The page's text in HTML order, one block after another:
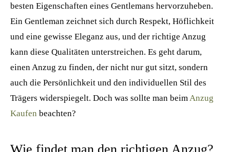
besten Eigenschaften eines Gentlemans hervorzuheben.
Ein Gentleman zeichnet sich durch Respekt, Höflichkeit
und eine gewisse Eleganz aus, und der richtige Anzug
kann diese Qualitäten unterstreichen. Es geht darum,
einen Anzug zu finden, der nicht nur gut sitzt, sondern
auch die Persönlichkeit und den individuellen Stil des
Trägers widerspiegelt. Doch was sollte man beim Anzug
Kaufen beachten?
Wie findet man den richtigen Anzug?